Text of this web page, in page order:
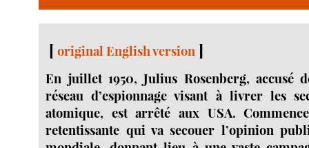
[original English version ]
En juillet 1950, Julius Rosenberg, accusé
réseau d’espionnage visant à livrer les
atomique, est arrêté aux USA.
retentissante qui va secouer l’opinion